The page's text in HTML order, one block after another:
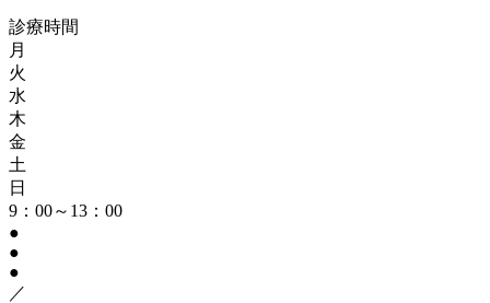
診療時間
月
火
水
木
金
土
日
9：00～13：00
●
●
●
／